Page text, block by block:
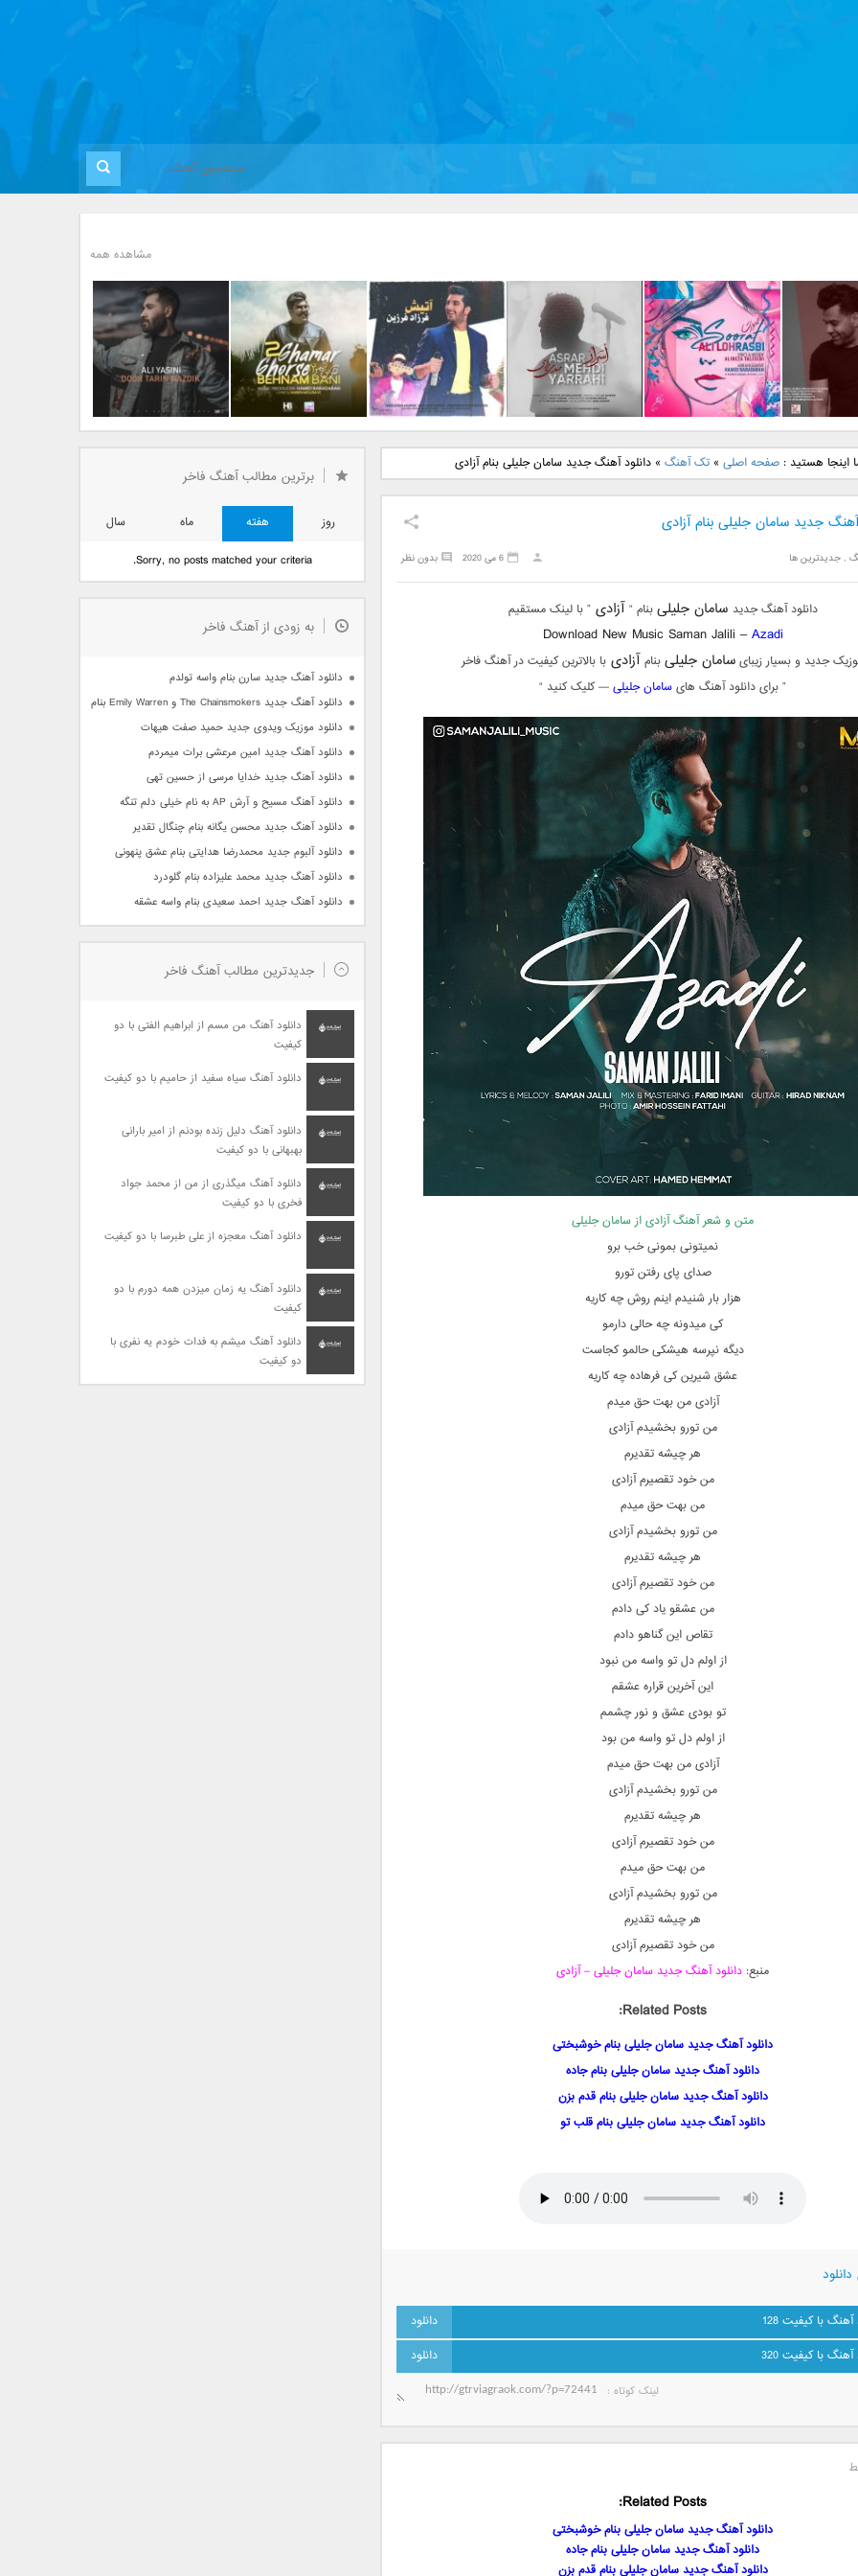
مشاهده همه
جدید رضا
بنام نگار
دانلود آهنگ جدید علی
لهراسبی بنام صورت
دانلود آهنگ جدید مهدی
یراحی بنام اسرار
دانلود آهنگ جدید فرزاد
فرزین بنام آتیش
بانی بنام قرص قمر 2
یاسینی بنام دورترین نزدیک
اینجا هستید :صفحه اصلی »تک آهنگ »دانلود آهنگ جدید سامان جلیلی بنام آزادی
آهنگ جدید سامان جلیلی بنام آزادی
,جدیدترین ها بدون نظر 6 می 2020
دانلود آهنگ جدید سامان جلیلیبنام “آزادی” با لینک مستقیم
Download New Music Saman Jalili –Azadi
جدید و بسیار زیبایسامان جلیلیبنامآزادی با بالاترین کیفیت در آهنگ فاخر
” برای دانلود آهنگ هایسامان جلیلی— کلیک کنید “
متن و شعر آهنگ آزادی از سامان جلیلی
نمیتونی بمونی خب برو
صدای پای رفتن تورو
هزار بار شنیدم اینم روش چه کاریه
کی میدونه چه حالی دارمو
دیگه نپرسه هیشکی حالمو کجاست
عشق شیرین کی فرهاده چه کاریه
آزادی من بهت حق میدم
من تورو بخشیدم آزادی
هر چیشه تقدیرم
من خود تقصیرم آزادی
من بهت حق میدم
من تورو بخشیدم آزادی
هر چیشه تقدیرم
من خود تقصیرم آزادی
من عشقو یاد کی دادم
تقاص این گناهو دادم
از اولم دل تو واسه من نبود
این آخرین قراره عشقم
تو بودی عشق و نور چشمم
از اولم دل تو واسه من بود
آزادی من بهت حق میدم
من تورو بخشیدم آزادی
هر چیشه تقدیرم
من خود تقصیرم آزادی
من بهت حق میدم
من تورو بخشیدم آزادی
هر چیشه تقدیرم
من خود تقصیرم آزادی
منبع: دانلود آهنگ جدید سامان جلیلی – آزادی
Related Posts:
دانلود آهنگ جدید سامان جلیلی بنام خوشبختی
دانلود آهنگ جدید سامان جلیلی بنام جاده
دانلود آهنگ جدید سامان جلیلی بنام قدم بزن
دانلود آهنگ جدید سامان جلیلی بنام قلب تو
آهنگ با کیفیت 128
آهنگ با کیفیت 320
لینک کوتاه‌ :
Related Posts:
دانلود آهنگ جدید سامان جلیلی بنام خوشبختی
دانلود آهنگ جدید سامان جلیلی بنام جاده
دانلود آهنگ جدید سامان جلیلی بنام قدم بزن
برترین مطالب آهنگ فاخر
روز هفته ماه
سال
Sorry, no posts matched your criteria.
به زودی از آهنگ فاخر
دانلود آهنگ جدید سارن بنام واسه تولدم
دانلود آهنگ جدید The Chainsmokers و Emily Warren بنام Side Effects
دانلود موزیک ویدوی جدید حمید صفت هیهات
دانلود آهنگ جدید امین مرعشی برات میمردم
دانلود آهنگ جدید خدایا مرسی از حسین تهی
دانلود آهنگ مسیح و آرش AP به نام خیلی دلم تنگه
دانلود آهنگ جدید محسن یگانه بنام چنگال تقدیر
دانلود آلبوم جدید محمدرضا هدایتی بنام عشق پنهونی
دانلود آهنگ جدید محمد علیزاده بنام گلودرد
دانلود آهنگ جدید احمد سعیدی بنام واسه عشقه
جدیدترین مطالب آهنگ فاخر
دانلود آهنگ من مسم از ابراهیم الفتی با دو
کیفیت
دانلود آهنگ سیاه سفید از حامیم با دو کیفیت
دانلود آهنگ دلیل زنده بودنم از امیر بارانی
بهبهانی با دو کیفیت
دانلود آهنگ میگذری از من از محمد جواد
فخری با دو کیفیت
دانلود آهنگ معجزه از علی طبرسا با دو کیفیت
دانلود آهنگ یه زمان میزدن همه دورم با دو
کیفیت
دانلود آهنگ میشم به فدات خودم یه نفری با
دو کیفیت